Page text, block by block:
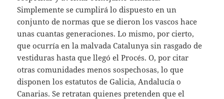
Simplemente se cumplirá lo dispuesto en un
conjunto de normas que se dieron los vascos hace
unas cuantas generaciones. Lo mismo, por cierto,
que ocurría en la malvada Catalunya sin rasgado de
vestiduras hasta que llegó el Procés. O, por citar
otras comunidades menos sospechosas, lo que
disponen los estatutos de Galicia, Andalucía o
Canarias. Se retratan quienes pretenden que el